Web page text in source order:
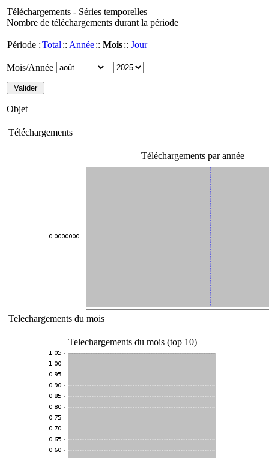
Téléchargements - Séries temporelles
Nombre de téléchargements durant la période
Période :Total :: Année:: Mois:: Jour
Mois/Année
Objet
Téléchargements
Téléchargements par année
Telechargements du mois
Telechargements du mois (top 10)